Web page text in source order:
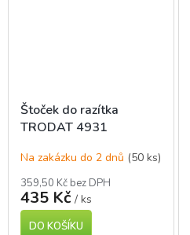
Štoček do razítka
TRODAT 4931
Na zakázku do 2 dnů (50 ks)
359,50 Kč bez DPH
435 Kč / ks
DO KOŠÍKU